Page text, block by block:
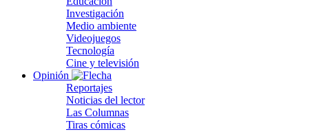
Investigación
Medio ambiente
Videojuegos
Tecnología
Cine y televisión
Opinión
Reportajes
Noticias del lector
Las Columnas
Tiras cómicas